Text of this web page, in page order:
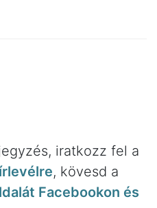
iratkozz fel a
, kövesd a
Facebookon és